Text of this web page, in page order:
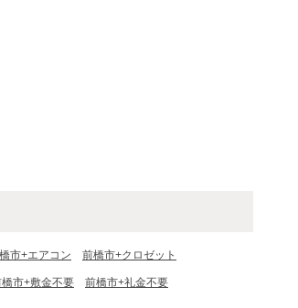
市+エアコン 前橋市+クロゼット
市+敷金不要 前橋市+礼金不要